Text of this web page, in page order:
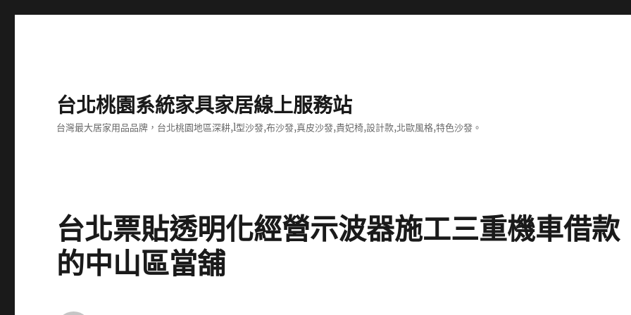
台北桃園系統家具家居線上服務站
台灣最大居家用品品牌，台北桃園地區深耕,l型沙發,布沙發,真皮沙發,貴妃椅,設計款,北歐風格,特色沙發。
台北票貼透明化經營示波器施工三重機車借款
的中山區當舖